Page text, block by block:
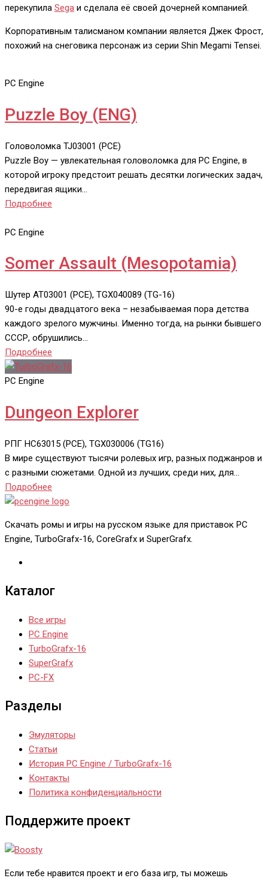
перекупила Sega и сделала её своей дочерней компанией.
Корпоративным талисманом компании является Джек Фрост,
похожий на снеговика персонаж из серии Shin Megami Tensei.
PC Engine
Puzzle Boy (ENG)
Головоломка TJ03001 (PCE)
Puzzle Boy — увлекательная головоломка для PC Engine, в
которой игроку предстоит решать десятки логических задач,
передвигая ящики…
Подробнее
PC Engine
Somer Assault (Mesopotamia)
Шутер AT03001 (PCE), TGX040089 (TG-16)
90-е годы двадцатого века – незабываемая пора детства
каждого зрелого мужчины. Именно тогда, на рынки бывшего
СССР, обрушились…
Подробнее
PC Engine
Dungeon Explorer
РПГ HC63015 (PCE), TGX030006 (TG16)
В мире существуют тысячи ролевых игр, разных поджанров и
с разными сюжетами. Одной из лучших, среди них, для…
Подробнее
Скачать ромы и игры на русском языке для приставок PC
Engine, TurboGrafx-16, CoreGrafx и SuperGrafx.
Каталог
Все игры
PC Engine
TurboGrafx-16
SuperGrafx
PC-FX
Разделы
Эмуляторы
Статьи
История PC Engine / TurboGrafx-16
Контакты
Политика конфиденциальности
Поддержите проект
Если тебе нравится проект и его база игр, ты можешь